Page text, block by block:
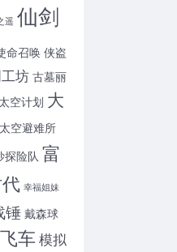
遥 仙剑
命召唤 侠盗
坊 古墓丽
空计划 大
太空避难所
探险队 富
幸福姐妹
锤 戴森球
车 模拟